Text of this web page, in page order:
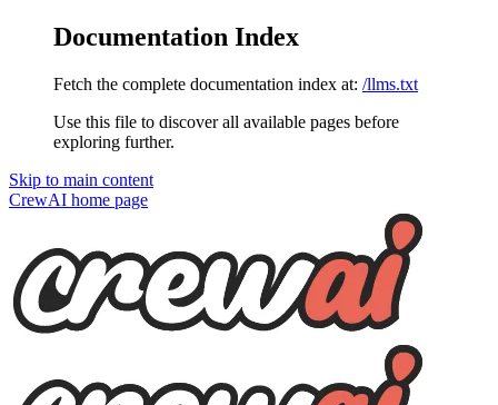
Documentation Index
Fetch the complete documentation index at: /llms.txt
Use this file to discover all available pages before
exploring further.
Skip to main content
CrewAI home page